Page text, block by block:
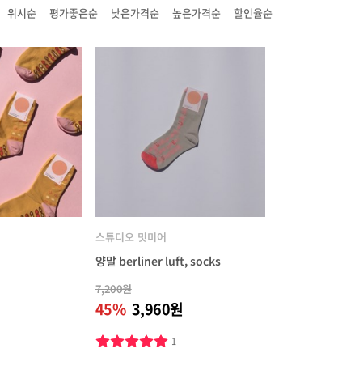
위시순 평가좋은순 낮은가격순 높은가격순 할인율순
스튜디오 밋미어
양말 berliner luft, socks
7,200원
45% 3,960원
1